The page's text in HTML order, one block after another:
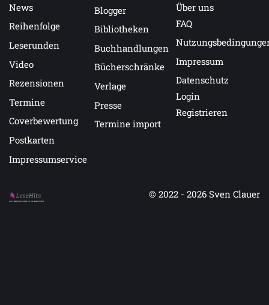
News
Reihenfolge
Leserunden
Video
Rezensionen
Termine
Coverbewertung
Postkarten
Impressumservice
Blogger
Bibliotheken
Buchhandlungen
Bücherschränke
Verlage
Presse
Termine import
Über uns
FAQ
Impressum
Datenschutz
Login
Registrieren
Auf LeseHits.de findest Du die besten Bücher.
© 2022 - 2026 Sven Clauer